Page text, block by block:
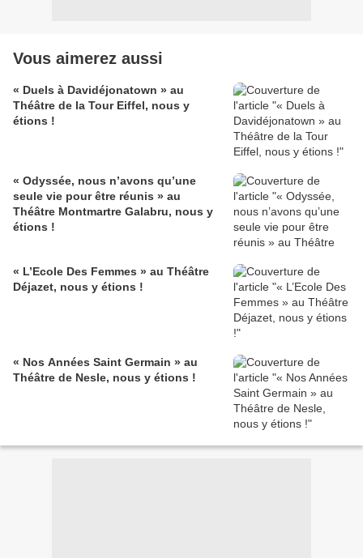
Vous aimerez aussi
« Duels à Davidéjonatown » au
Théâtre de la Tour Eiffel, nous y
étions !
« Odyssée, nous n’avons qu’une
seule vie pour être réunis » au
Théâtre Montmartre Galabru, nous y
étions !
« L’Ecole Des Femmes » au Théâtre
Déjazet, nous y étions !
« Nos Années Saint Germain » au
Théâtre de Nesle, nous y étions !